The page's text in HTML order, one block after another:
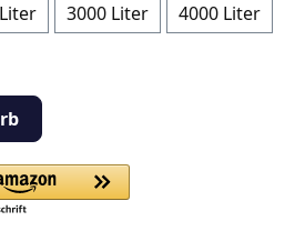
3000 Liter
4000 Liter
gewünschten Wert ein oder benutze